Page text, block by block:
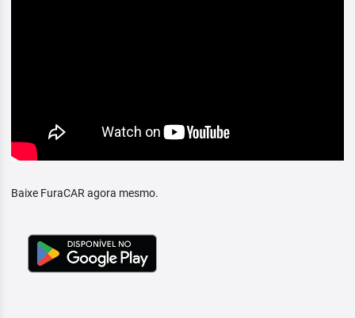
Baixe FuraCAR agora mesmo.